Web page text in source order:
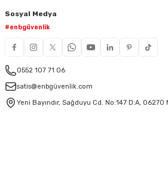
Sosyal Medya
#enbgüvenlik
0552 107 71 06
satis@enbgüvenlik.com
Yeni Bayındır, Sağduyu Cd. No:147 D:A,